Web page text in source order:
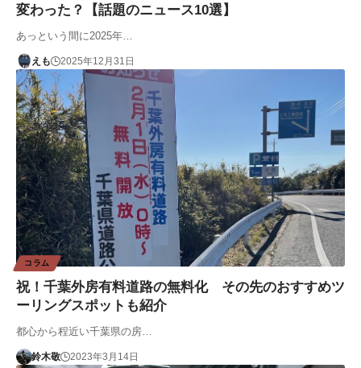
変わった？【話題のニュース10選】
あっという間に2025年…
えも 2025年12月31日
コラム
祝！千葉外房有料道路の無料化 その先のおすすめツ
ーリングスポットも紹介
都心から程近い千葉県の房…
鈴木敬 2023年3月14日